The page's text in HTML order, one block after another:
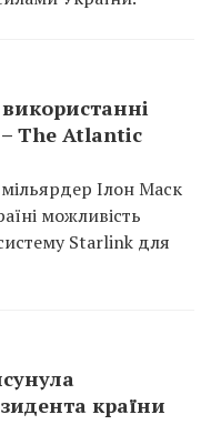
The Atlantic
Ілон Маск
можливість
Starlink для
країни